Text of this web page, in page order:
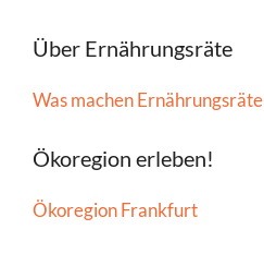
Über Ernährungsräte
Was machen Ernährungsräte
Ökoregion erleben!
Ökoregion Frankfurt